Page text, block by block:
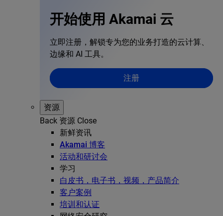
开始使用 Akamai 云
立即注册，解锁专为您的业务打造的云计算、
边缘和 AI 工具。
注册
资源
Back 资源 Close
新鲜资讯
Akamai 博客
活动和研讨会
学习
白皮书，电子书，视频，产品简介
客户案例
培训和认证